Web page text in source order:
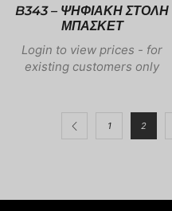
B343 – ΨΗΦΙΑΚΗ ΣΤΟΛΗ
ΜΠΑΣΚΕΤ
Login to view prices - for
existing customers only
1 2